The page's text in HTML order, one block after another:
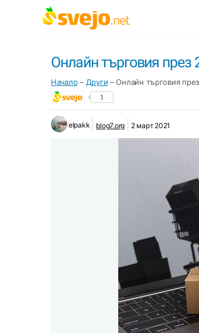
Онлайн търговия през
Начало – Други –Онлайн търговия
1
elpakk blog7.org 2 март 2021